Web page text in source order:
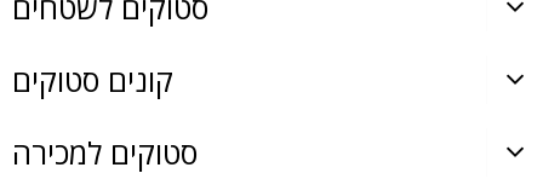
קונים סטוקים
סטוקים למכירה